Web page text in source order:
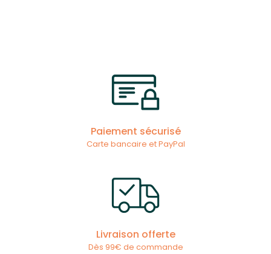
Paiement sécurisé
Carte bancaire et PayPal
Livraison offerte
Dès 99€ de commande